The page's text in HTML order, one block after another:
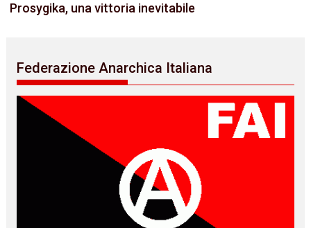
Prosygika, una vittoria inevitabile
Federazione Anarchica Italiana